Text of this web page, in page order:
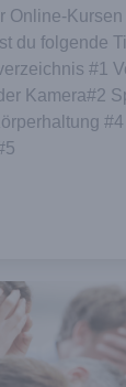
Online-
du folgende
#1
Kamera#2